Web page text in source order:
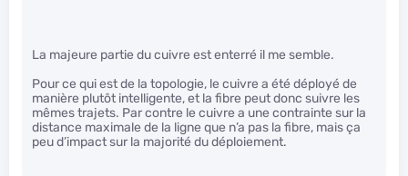
La majeure partie du cuivre est enterré il me semble.
Pour ce qui est de la topologie, le cuivre a été déployé de
manière plutôt intelligente, et la fibre peut donc suivre les
mêmes trajets. Par contre le cuivre a une contrainte sur la
distance maximale de la ligne que n’a pas la fibre, mais ça
peu d’impact sur la majorité du déploiement.